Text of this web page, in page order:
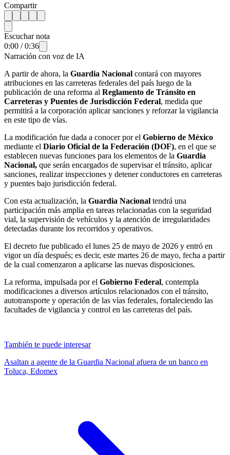
Compartir
Escuchar nota
0:00 /0:36
Narración con voz de IA
A partir de ahora, la Guardia Nacional contará con mayores
atribuciones en las carreteras federales del país luego de la
publicación de una reforma al Reglamento de Tránsito en
Carreteras y Puentes de Jurisdicción Federal, medida que
permitirá a la corporación aplicar sanciones y reforzar la vigilancia
en este tipo de vías.
La modificación fue dada a conocer por el Gobierno de México
mediante el Diario Oficial de la Federación (DOF), en el que se
establecen nuevas funciones para los elementos de la Guardia
Nacional, que serán encargados de supervisar el tránsito, aplicar
sanciones, realizar inspecciones y detener conductores en carreteras
y puentes bajo jurisdicción federal.
Con esta actualización, la Guardia Nacional tendrá una
participación más amplia en tareas relacionadas con la seguridad
vial, la supervisión de vehículos y la atención de irregularidades
detectadas durante los recorridos y operativos.
El decreto fue publicado el lunes 25 de mayo de 2026 y entró en
vigor un día después; es decir, este martes 26 de mayo, fecha a partir
de la cual comenzaron a aplicarse las nuevas disposiciones.
La reforma, impulsada por el Gobierno Federal, contempla
modificaciones a diversos artículos relacionados con el tránsito,
autotransporte y operación de las vías federales, fortaleciendo las
facultades de vigilancia y control en las carreteras del país.
También te puede interesar
Asaltan a agente de la Guardia Nacional afuera de un banco en
Toluca, Edomex